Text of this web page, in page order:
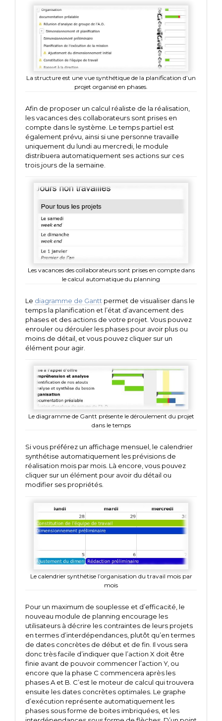
La structure est une vue synthétique de la planification d’un
projet organisé en phases.
Afin de proposer un calcul réaliste de la réalisation,
les vacances des collaborateurs sont prises en
compte dans le système. Le temps partiel est
également prévu, ainsi si une personne travaille
uniquement du lundi au mercredi, le module
distribuera automatiquement ses actions sur ces
trois jours de la semaine.
Les vacances des collaborateurs sont prises en compte dans
le calcul automatique du planning
Le diagramme de Gantt permet de visualiser dans le
temps la planification et l’état d’avancement des
phases et des actions de votre projet. Vous pouvez
enrouler ou dérouler les phases pour avoir plus ou
moins de détail, et vous pouvez cliquer sur un
élément pour agir.
Le diagramme de Gantt présente le déroulement du projet
dans le temps
Si vous préférez un affichage mensuel, le calendrier
synthétise automatiquement les prévisions de
réalisation mois par mois. Là encore, vous pouvez
cliquer sur un élément pour avoir du détail ou
modifier ses propriétés.
Le calendrier synthétise l’organisation du travail mois par
mois
Pour un maximum de souplesse et d’efficacité, le
nouveau module de planning encourage les
utilisateurs à décrire les contraintes de leurs projets
en termes d’interdépendances, plutôt qu’en termes
de dates concrètes de début et de fin. Il vous sera
donc très facile d’indiquer que l’action X doit être
finie avant de pouvoir commencer l’action Y, ou
encore que la phase C commencera après les
phases A et B. C’est le moteur de calcul qui trouvera
ensuite les dates concrètes optimales. Le graphe
d’exécution représente automatiquement les
phases sous forme de boites imbriquées, et les